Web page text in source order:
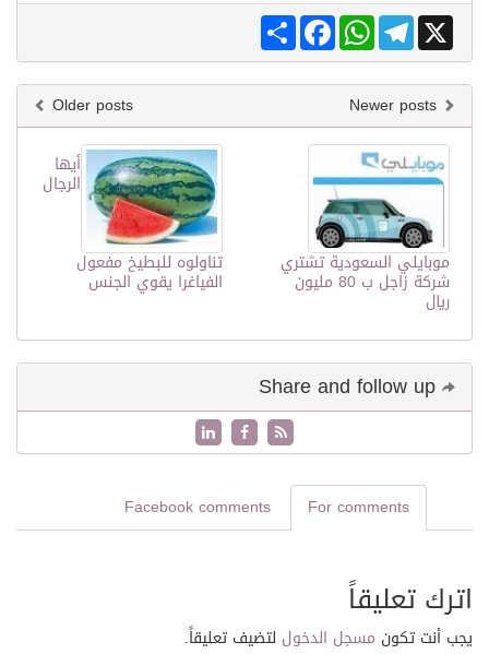
Share
FacebookWhatsAppTelegram X
Older posts
أيها
الرجال
تناولوه للبطيخ مفعول
الفياغرا يقوي الجنس
موبايلي السعودية تشتري
شركة زاجل ب 80 مليون
ريال
For comments
Facebook comments
اترك تعليقاً
يجب أنت تكون مسجل الدخول لتضيف تعليقاً.